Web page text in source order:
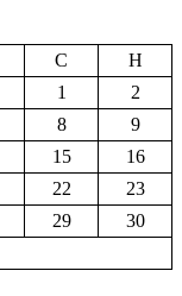
С
Н
1
2
8
9
15
16
22
23
29
30